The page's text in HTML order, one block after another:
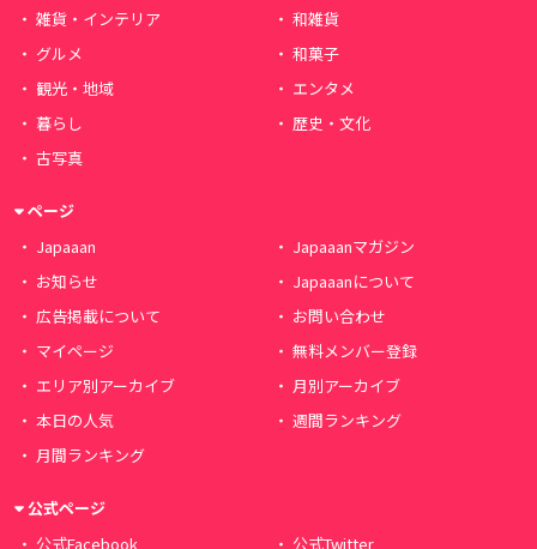
雑貨・インテリア
和雑貨
グルメ
和菓子
観光・地域
エンタメ
暮らし
歴史・文化
古写真
ページ
Japaaan
Japaaanマガジン
お知らせ
Japaaanについて
広告掲載について
お問い合わせ
マイページ
無料メンバー登録
エリア別アーカイブ
月別アーカイブ
本日の人気
週間ランキング
月間ランキング
公式ページ
公式Facebook
公式Twitter